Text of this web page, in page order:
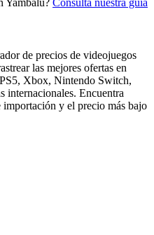
Yambalú? Consulta nuestra guía
de precios de videojuegos
las mejores ofertas en
Xbox, Nintendo Switch,
internacionales. Encuentra
importación y el precio más bajo